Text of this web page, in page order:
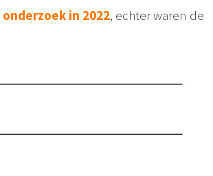
onderzoek in 2022, echter waren de